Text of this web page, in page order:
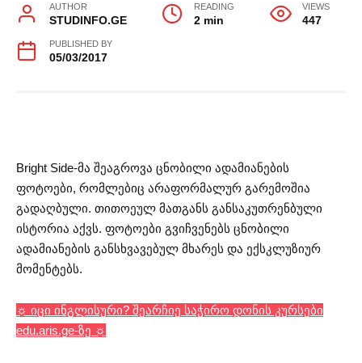
AUTHOR
STUDINFO.GE
READING
2 min
VIEWS
447
PUBLISHED BY
05/03/2017
Bright Side-მა შეაგროვა ცნობილი ადამიანების
ფოტოები, რომლებიც არაფორმალურ გარემოშია
გადაღბული. თითოეულ მათგანს განსაკუთრენბული
ისტორია აქვს. ფოტოები გვიჩვენებს ცნობილი
ადამიანების განსხვავებულ მხარეს და ექსკლუზიურ
მომენტებს.
☼ იცი ინგლისური? შეარჩიე საჭირო დონის კურსები
edu.aris.ge-ზე ☼